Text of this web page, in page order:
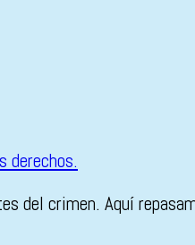
del crimen. Aquí